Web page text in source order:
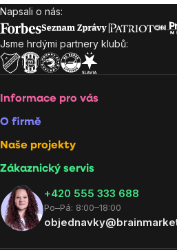
Zápatí
Napsali o nás:
Jsme hrdými partnery klubů:
Informace pro vás
O firmě
Naše projekty
Zákaznický servis
‭+420 555 333 688
Po–Pá: 8:00–18:00